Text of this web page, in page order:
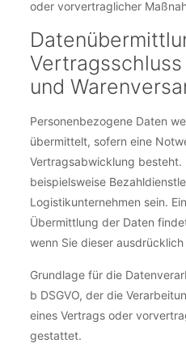
oder vorvertraglicher
und
Personenbezogene Daten
übermittelt, sofern eine
Vertragsabwicklung besteht.
beispielsweise
Logistikunternehmen sein.
Übermittlung der Daten
wenn Sie dieser
Grundlage für die
b DSGVO, der die
eines Vertrags oder
gestattet.